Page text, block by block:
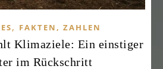
, FAKTEN, ZAHLEN
Klimaziele: Ein einstiger
im Rückschritt